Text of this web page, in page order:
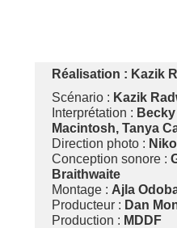
Réalisation : Kazik
Scénario : Kazik
Interprétation :
Macintosh, Tanya
Direction photo :
Conception sonore :
Braithwaite
Montage : Ajla
Producteur : Dan
Production : MDDF